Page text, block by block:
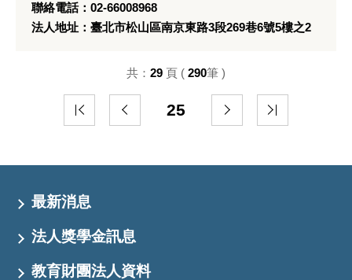
聯絡電話：02-66008968
法人地址：臺北市松山區南京東路3段269巷6號5樓之2
25
共： 29 頁 ( 290筆 )
最新消息
法人獎學金訊息
教育財團法人資料